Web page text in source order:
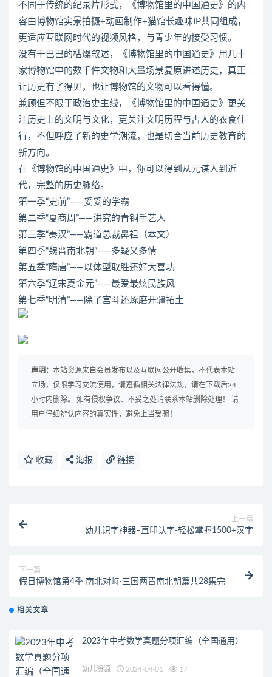
不同于传统的纪录片形式，《博物馆里的中国通史》的内
容由博物馆实景拍摄+动画制作+猫馆长趣味IP共同组成，
更适应互联网时代的视频风格，与青少年的接受习惯。
没有干巴巴的枯燥叙述，《博物馆里的中国通史》用几十
家博物馆中的数千件文物和大量场景复原讲述历史，真正
让历史有了得见，也让博物馆的文物可以看得懂。
兼顾但不限于政治史主线，《博物馆里的中国通史》更关
注历史上的文明与文化，更关注文明历程与古人的衣食住
行，不但呼应了新的史学潮流，也是切合当前历史教育的
新方向。
在《博物馆的中国通史》中，你可以得到从元谋人到近
代，完整的历史脉络。
第一季“史前”——妥妥的学霸
第二季“夏商周”——讲究的青铜手艺人
第三季“秦汉”——霸道总裁鼻祖（本文）
第四季“魏晋南北朝”——多疑又多情
第五季“隋唐”——以体型取胜还好大喜功
第六季“辽宋夏金元”——最爱最炫民族风
第七季“明清”——除了宫斗还琢磨开疆拓土
声明： 本站资源来自会员发布以及互联网公开收集，不代表本站
立场，仅限学习交流使用，请遵循相关法律法规，请在下载后24
小时内删除。 如有侵权争议、不妥之处请联系本站删除处理！ 请
用户仔细辨认内容的真实性，避免上当受骗！
收藏 海报 链接
上一篇
幼儿识字神器–直印认字-轻松掌握1500+汉字
下一篇
假日博物馆第4季 南北对峙·三国两晋南北朝篇共28集完
相关文章
2023年中考数学真题分项汇编（全国通用）
幼儿资源 2024-04-01 17